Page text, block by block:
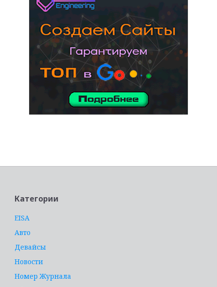
Категории
EISA
Авто
Девайсы
Новости
Номер Журнала